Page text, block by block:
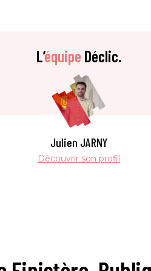
L’équipe Déclic.
Julien JARNY
Découvrir son profil